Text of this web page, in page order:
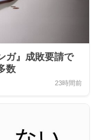
ガ』成敗要請で
数
23時間前